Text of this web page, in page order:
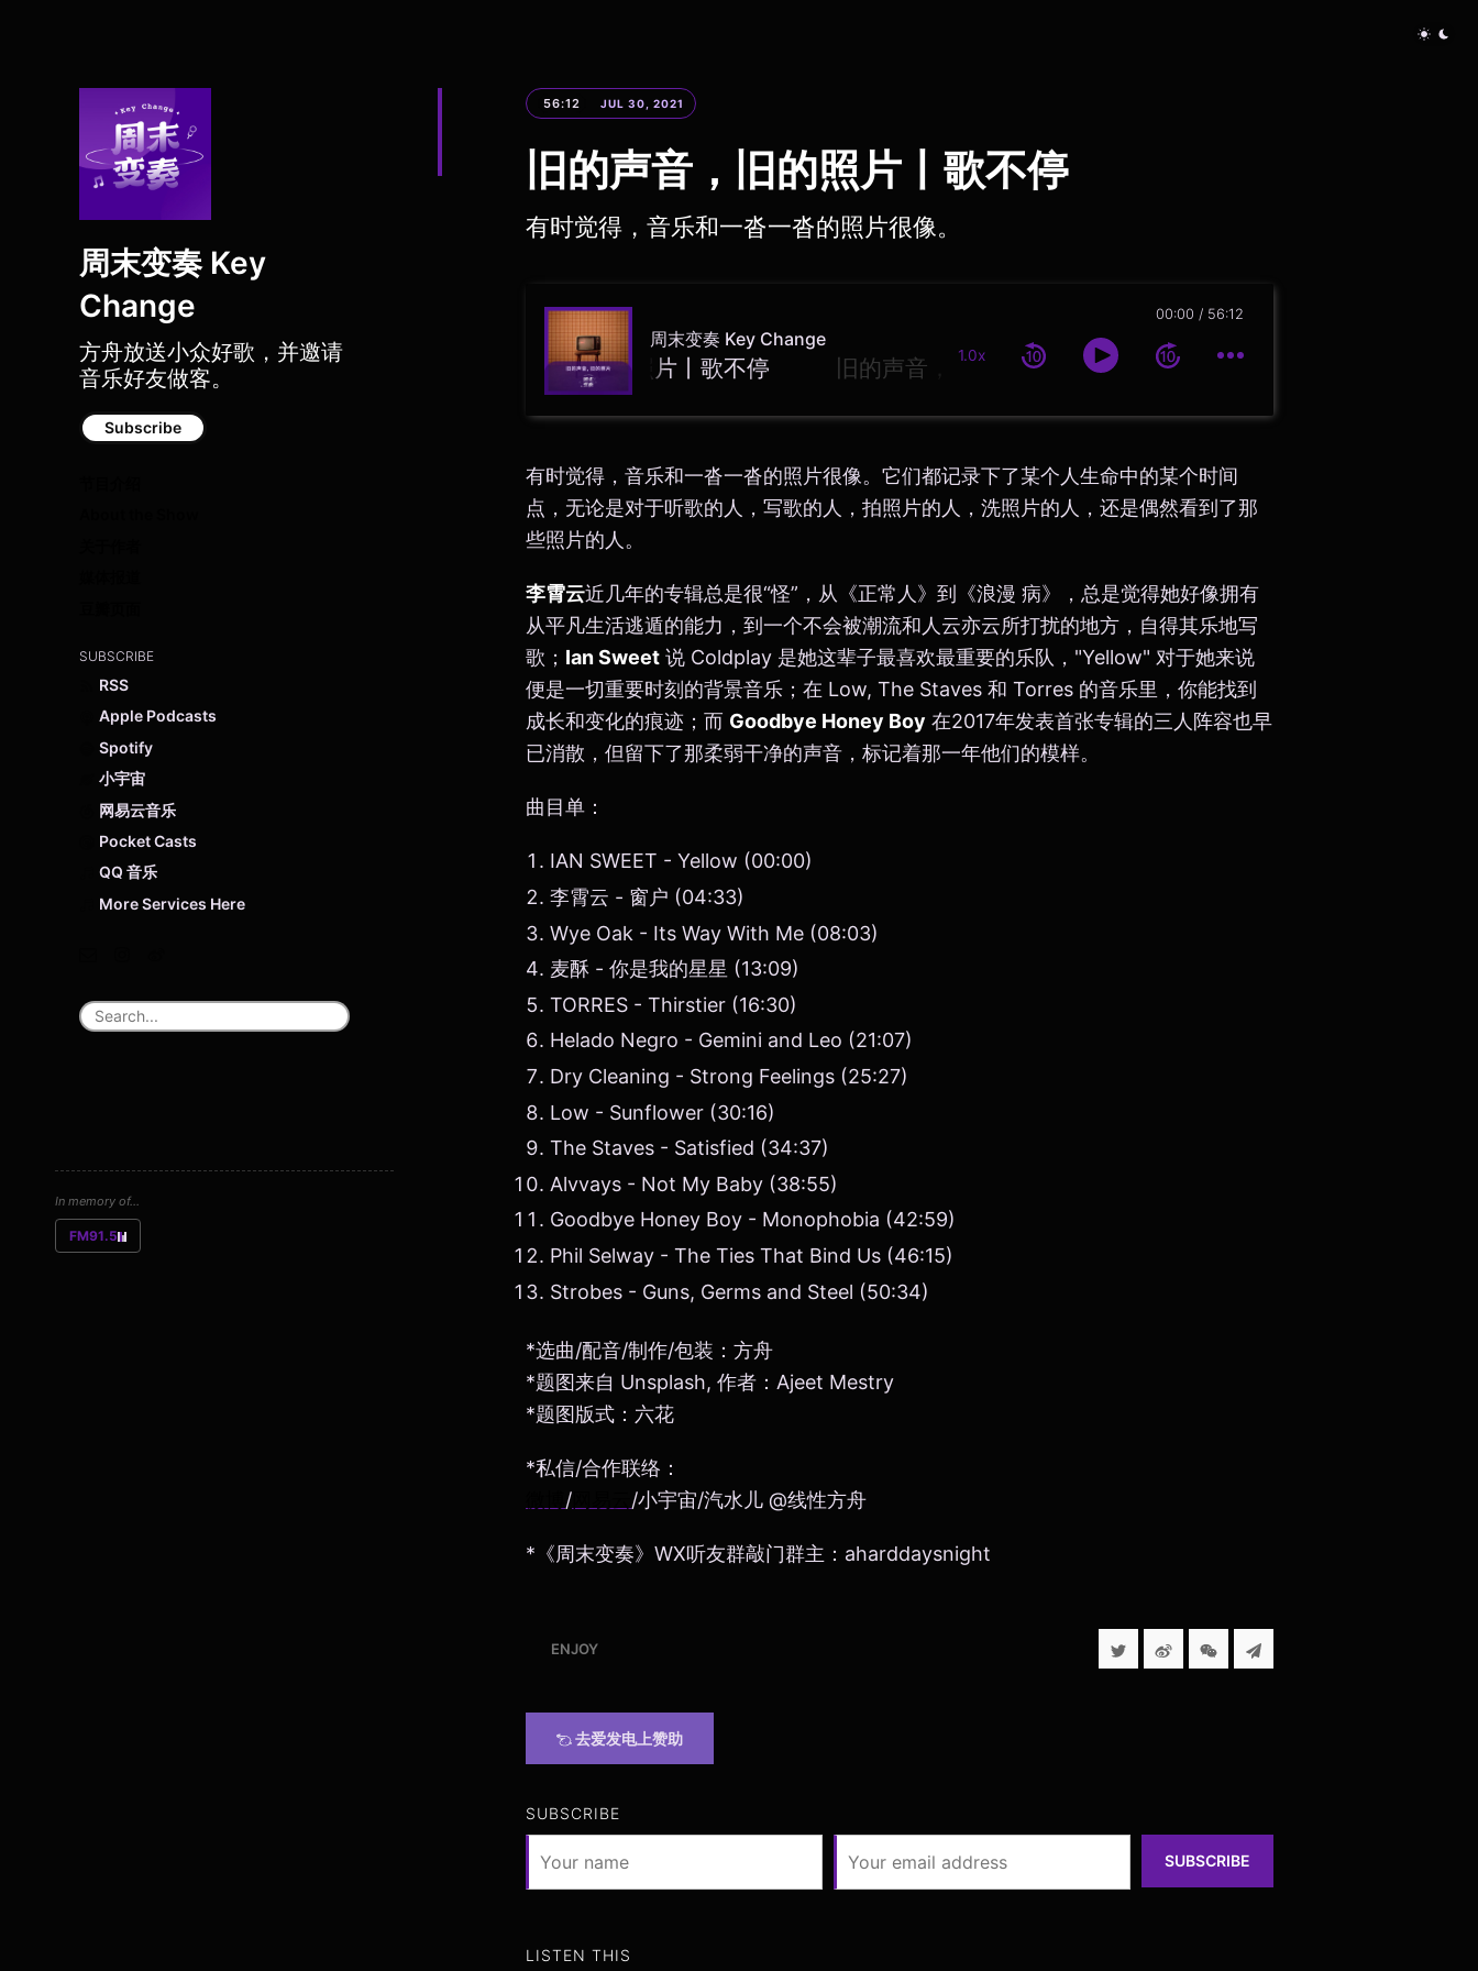
周末变奏 Key
Change
方舟放送小众好歌，并邀请
音乐好友做客。
Subscribe
SUBSCRIBE
RSS
Apple Podcasts
Spotify
小宇宙
网易云音乐
Pocket Casts
QQ 音乐
More Services Here
In memory of...
FM91.5
56:12 JUL 30, 2021
旧的声音，旧的照片丨歌不停
有时觉得，音乐和一沓一沓的照片很像。
周末变奏 Key Change
旧的声音，旧的照片丨歌不停 1.0x
00:00 56:12
有时觉得，音乐和一沓一沓的照片很像。它们都记录下了某个人生命中的某个时间
点，无论是对于听歌的人，写歌的人，拍照片的人，洗照片的人，还是偶然看到了那
些照片的人。
李霄云近几年的专辑总是很“怪”，从《正常人》到《浪漫 病》，总是觉得她好像拥有
从平凡生活逃遁的能力，到一个不会被潮流和人云亦云所打扰的地方，自得其乐地写
歌； Ian Sweet 说 Coldplay 是她这辈子最喜欢最重要的乐队，"Yellow" 对于她来说
便是一切重要时刻的背景音乐；在 Low, The Staves 和 Torres 的音乐里，你能找到
成长和变化的痕迹；而 Goodbye Honey Boy 在2017年发表首张专辑的三人阵容也早
已消散，但留下了那柔弱干净的声音，标记着那一年他们的模样。
曲目单：
IAN SWEET - Yellow (00:00)
李霄云 - 窗户 (04:33)
Wye Oak - Its Way With Me (08:03)
麦酥 - 你是我的星星 (13:09)
TORRES - Thirstier (16:30)
Helado Negro - Gemini and Leo (21:07)
Dry Cleaning - Strong Feelings (25:27)
Low - Sunflower (30:16)
The Staves - Satisfied (34:37)
Alvvays - Not My Baby (38:55)
Goodbye Honey Boy - Monophobia (42:59)
Phil Selway - The Ties That Bind Us (46:15)
Strobes - Guns, Germs and Steel (50:34)
*选曲/配音/制作/包装：方舟
*题图来自 Unsplash, 作者：Ajeet Mestry
*题图版式：六花
*私信/合作联络：
/ /小宇宙/汽水儿 @线性方舟
*《周末变奏》WX听友群敲门群主：aharddaysnight
ENJOY
去爱发电上赞助
SUBSCRIBE
SUBSCRIBE
LISTEN THIS